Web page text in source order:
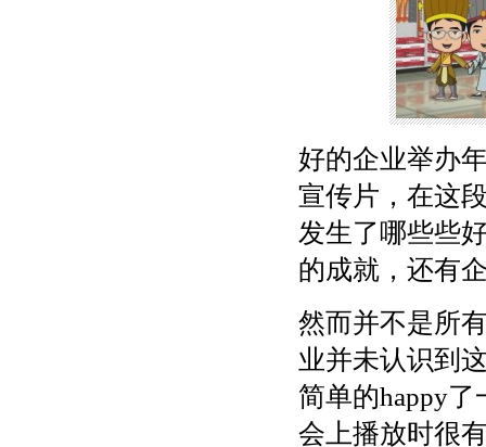
好的企业举办
宣传片，在这
发生了哪些些
的成就，还有
然而并不是所
业并未认识到
简单的happy
会上播放时很